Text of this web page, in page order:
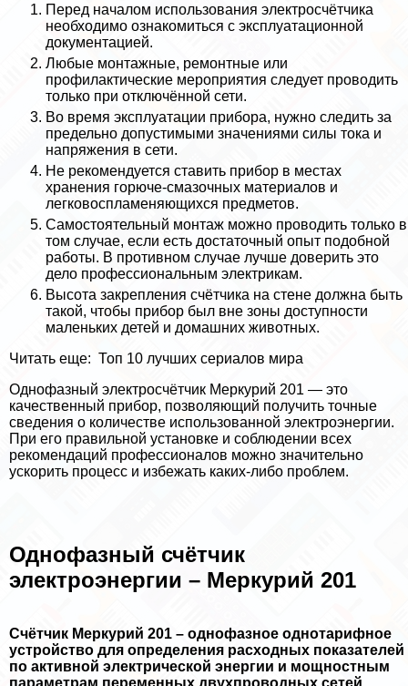
Перед началом использования электросчётчика
необходимо ознакомиться с эксплуатационной
документацией.
Любые монтажные, ремонтные или
профилактические мероприятия следует проводить
только при отключённой сети.
Во время эксплуатации прибора, нужно следить за
предельно допустимыми значениями силы тока и
напряжения в сети.
Не рекомендуется ставить прибор в местах
хранения горюче-смaзoчных материалов и
легковоспламеняющихся предметов.
Самостоятельный монтаж можно проводить только в
том случае, если есть достаточный опыт подобной
работы. В противном случае лучше доверить это
дело профессиональным электрикам.
Высота закрепления счётчика на стене должна быть
такой, чтобы прибор был вне зоны доступности
маленьких детей и домашних животных.
Читать еще: Топ 10 лучших сериалов мира
Однофазный электросчётчик Меркурий 201 — это
качественный прибор, позволяющий получить точные
сведения о количестве использованной электроэнергии.
При его правильной установке и соблюдении всех
рекомендаций профессионалов можно значительно
ускорить процесс и избежать каких-либо проблем.
Однофазный счётчик
электроэнергии – Меркурий 201
Счётчик Меркурий 201 – однофазное однотарифное
устройство для определения расходных показателей
по активной электрической энергии и мощностным
параметрам переменных двухпроводных сетей.